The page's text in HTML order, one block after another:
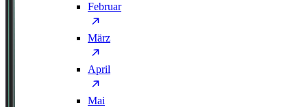
Februar
März
April
Mai